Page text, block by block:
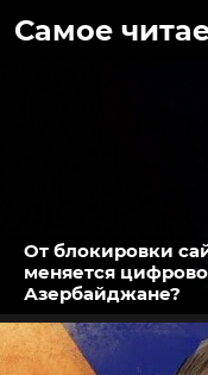
Самое
От блокировки
меняется
Азербайджане?